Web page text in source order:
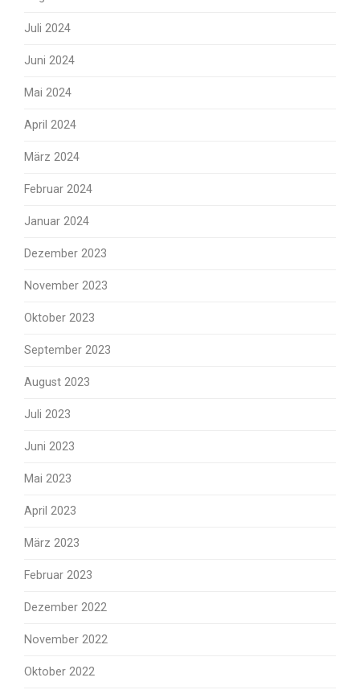
Juli 2024
Juni 2024
Mai 2024
April 2024
März 2024
Februar 2024
Januar 2024
Dezember 2023
November 2023
Oktober 2023
September 2023
August 2023
Juli 2023
Juni 2023
Mai 2023
April 2023
März 2023
Februar 2023
Dezember 2022
November 2022
Oktober 2022